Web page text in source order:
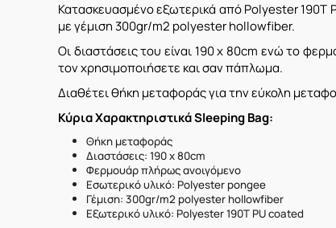
Κατασκευασμένο εξωτερικά από Polyester
με γέμιση 300gr/m2 polyester hollowfiber.
Οι διαστάσεις του είναι 190 x 80cm ενώ το
τον χρησιμοποιήσετε και σαν πάπλωμα.
Διαθέτει θήκη μεταφοράς για την εύκολη
Κύρια Χαρακτηριστικά Sleeping Bag:
Θήκη μεταφοράς
Διαστάσεις: 190 x 80cm
Φερμουάρ πλήρως ανοιγόμενο
Εσωτερικό υλικό: Polyester pongee
Γέμιση: 300gr/m2 polyester hollowfiber
Εξωτερικό υλικό: Polyester 190T PU coated